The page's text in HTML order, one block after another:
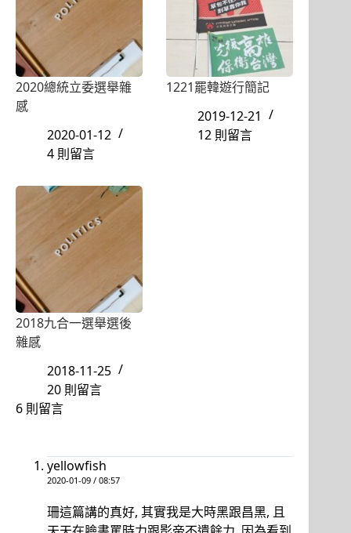
2020總統立委選舉雜
感
2020-01-12
4 則留言
1221罷韓遊行簡記
2019-12-21
12 則留言
2018九合一選舉選後
雜感
2018-11-25
20 則留言
6 則留言
yellowfish
2020-01-09 / 08:57
珊這篇講的真好, 其實我是大時黑跟昌黑, 且